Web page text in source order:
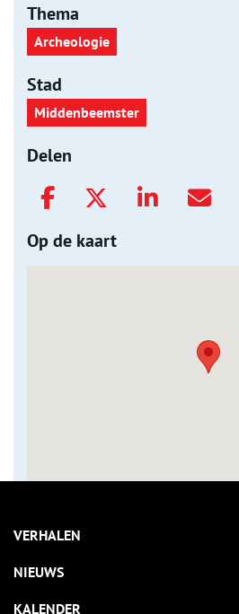
Thema
Archeologie
Stad
Middenbeemster
Delen
Op de kaart
VERHALEN
NIEUWS
KALENDER